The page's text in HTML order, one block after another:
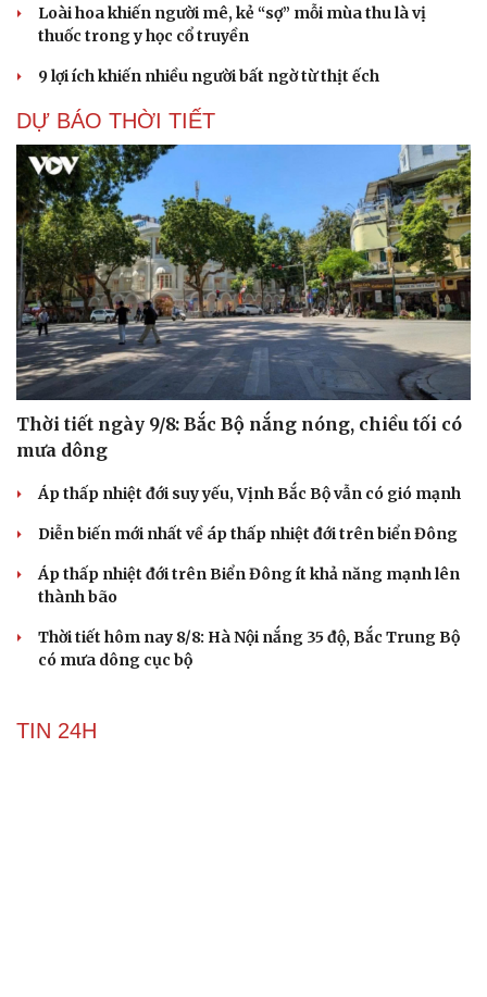
Loài hoa khiến người mê, kẻ “sợ” mỗi mùa thu là vị
thuốc trong y học cổ truyền
9 lợi ích khiến nhiều người bất ngờ từ thịt ếch
DỰ BÁO THỜI TIẾT
Thời tiết ngày 9/8: Bắc Bộ nắng nóng, chiều tối có
mưa dông
Áp thấp nhiệt đới suy yếu, Vịnh Bắc Bộ vẫn có gió mạnh
Diễn biến mới nhất về áp thấp nhiệt đới trên biển Đông
Áp thấp nhiệt đới trên Biển Đông ít khả năng mạnh lên
thành bão
Thời tiết hôm nay 8/8: Hà Nội nắng 35 độ, Bắc Trung Bộ
có mưa dông cục bộ
TIN 24H